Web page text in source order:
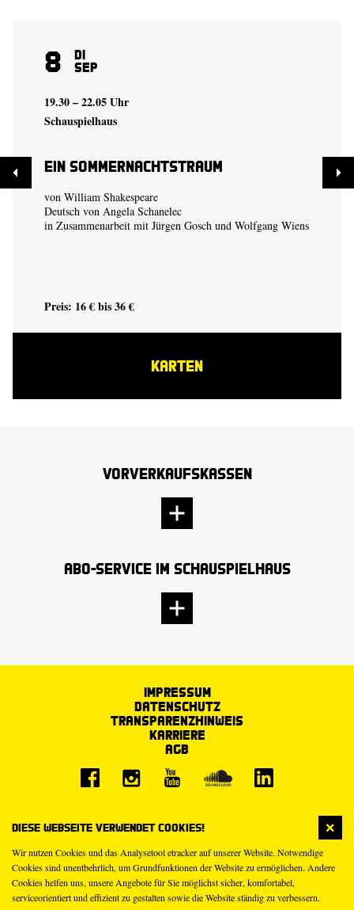
Diese Webseite verwendet Cookies!
Wir nutzen Cookies und das Analysetool etracker auf unserer Website. Notwendige
Cookies sind unentbehrlich, um Grundfunktionen der Website zu ermöglichen. Andere
Cookies helfen uns, unsere Angebote für Sie möglichst sicher, komfortabel,
serviceorientiert und effizient zu gestalten sowie die Website ständig zu verbessern.
8 Di
Sep
19.30 – 22.05 Uhr
Schauspielhaus
Ein Sommer­nachtstraum
von William Shakespeare
Deutsch von Angela Schanelec
in Zusammenarbeit mit Jürgen Gosch und Wolfgang Wiens
Preis: 16 € bis 36 €
KARTEN
Vorverkaufskassen
Abo-Service im Schauspielhaus
Impressum
Datenschutz
Transparenzhinweis
Karriere
AGB